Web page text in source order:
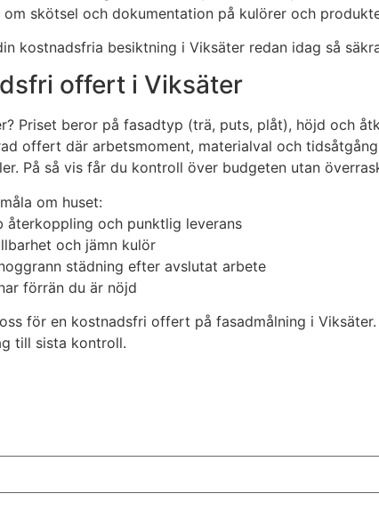
skötsel och dokumentation på kulörer och
kostnadsfria besiktning i Viksäter redan idag så
offert i Viksäter
Priset beror på fasadtyp (trä, puts, plåt), höjd och
offert där arbetsmoment, materialval och
På så vis får du kontroll över budgeten utan
om huset:
återkoppling och punktlig leverans
och jämn kulör
städning efter avslutat arbete
förrän du är nöjd
för en kostnadsfri offert på fasadmålning i
till sista kontroll.